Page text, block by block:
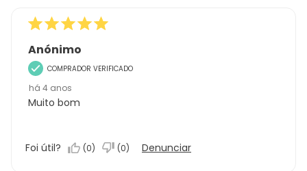
Anónimo
COMPRADOR VERIFICADO
há 4 anos
Muito bom
Foi útil? (0) (0) Denunciar